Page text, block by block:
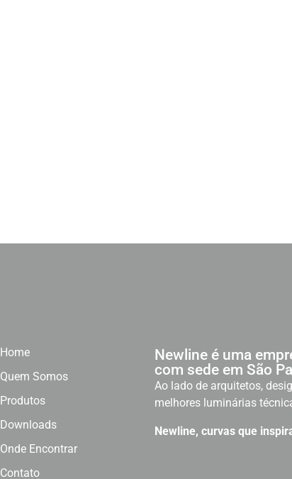
Home
Quem Somos
Produtos
Downloads
Onde Encontrar
Contato
Newline é uma
com sede em São
Ao lado de arquitetos,
melhores luminárias
Newline, curvas que